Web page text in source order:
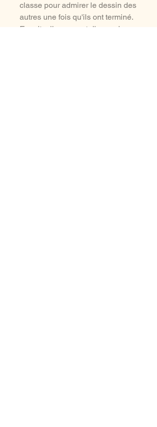
classe pour admirer le dessin des
autres une fois qu'ils ont terminé.
Ensuite, ils peuvent dire quel